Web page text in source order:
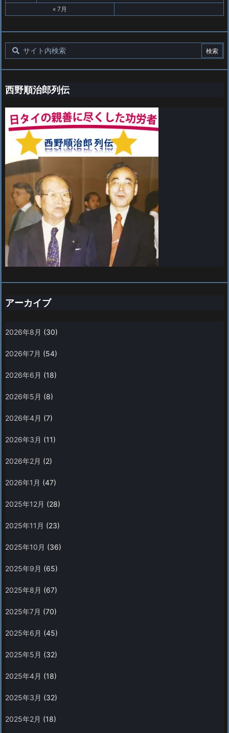
« 7月
西野順治郎列伝
アーカイブ
2026年8月 (30)
2026年7月 (54)
2026年6月 (18)
2026年5月 (8)
2026年4月 (7)
2026年3月 (11)
2026年2月 (2)
2026年1月 (47)
2025年12月 (28)
2025年11月 (23)
2025年10月 (36)
2025年9月 (65)
2025年8月 (67)
2025年7月 (70)
2025年6月 (45)
2025年5月 (32)
2025年4月 (18)
2025年3月 (32)
2025年2月 (18)